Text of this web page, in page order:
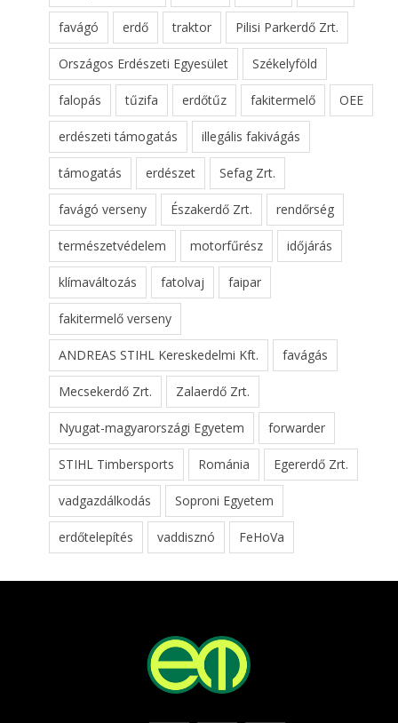
favágó erdő traktor Pilisi Parkerdő Zrt.
Országos Erdészeti Egyesület Székelyföld
falopás tűzifa erdőtűz fakitermelő OEE
erdészeti támogatás illegális fakivágás
támogatás erdészet Sefag Zrt.
favágó verseny Északerdő Zrt. rendőrség
természetvédelem motorfűrész időjárás
klímaváltozás fatolvaj faipar
fakitermelő verseny
ANDREAS STIHL Kereskedelmi Kft. favágás
Mecsekerdő Zrt. Zalaerdő Zrt.
Nyugat-magyarországi Egyetem forwarder
STIHL Timbersports Románia Egererdő Zrt.
vadgazdálkodás Soproni Egyetem
erdőtelepítés vaddisznó FeHoVa